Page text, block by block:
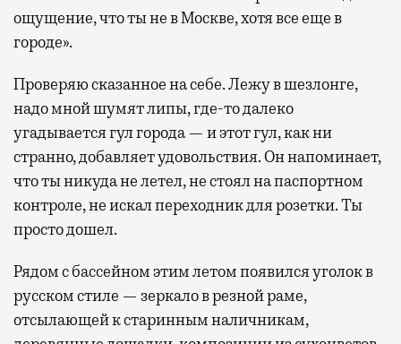
ощущение, что ты не в Москве, хотя все еще в
городе».
Проверяю сказанное на себе. Лежу в шезлонге,
надо мной шумят липы, где-то далеко
угадывается гул города — и этот гул, как ни
странно, добавляет удовольствия. Он напоминает,
что ты никуда не летел, не стоял на паспортном
контроле, не искал переходник для розетки. Ты
просто дошел.
Рядом с бассейном этим летом появился уголок в
русском стиле — зеркало в резной раме,
отсылающей к старинным наличникам,